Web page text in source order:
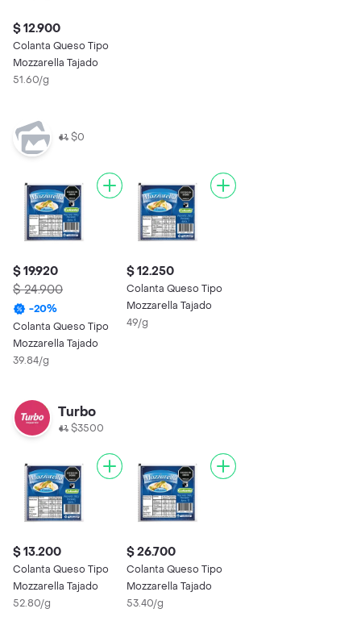
$ 12.900
Colanta Queso Tipo
Mozzarella Tajado
51.60/g
$0
$ 19.920
$ 24.900
-20%
Colanta Queso Tipo
Mozzarella Tajado
39.84/g
$ 12.250
Colanta Queso Tipo
Mozzarella Tajado
49/g
Turbo
$3500
$ 13.200
Colanta Queso Tipo
Mozzarella Tajado
52.80/g
$ 26.700
Colanta Queso Tipo
Mozzarella Tajado
53.40/g